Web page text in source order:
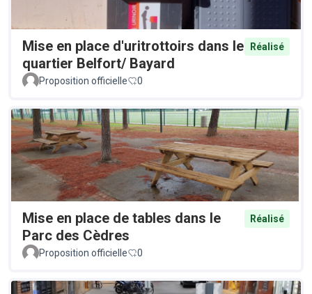
Mise en place d'uritrottoirs dans le
quartier Belfort/ Bayard
Réalisé
Proposition officielle 0
Mise en place de tables dans le
Parc des Cèdres
Réalisé
Proposition officielle 0